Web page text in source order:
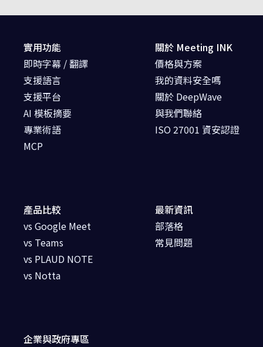
實用功能
即時字幕 / 翻譯
支援語言
支援平台
AI 模板摘要
專業術語
MCP
企業與政府專區
最新資訊
部落格
常見問題
產品比較
vs Google Meet
vs Teams
vs PLAUD NOTE
vs Notta
關於 Meeting INK
價格與方案
我的資料安全嗎
關於 DeepWave
與我們聯絡
ISO 27001 資安認證